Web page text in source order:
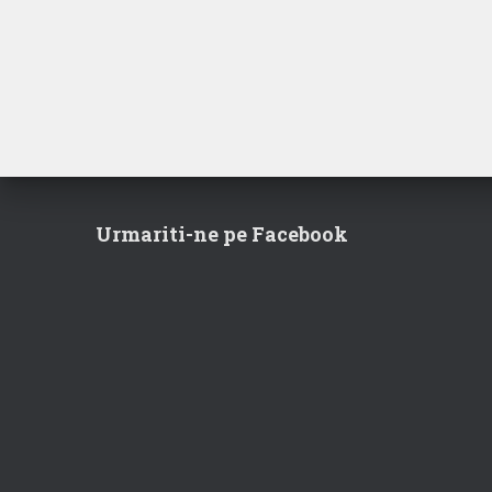
Urmariti-ne pe Facebook